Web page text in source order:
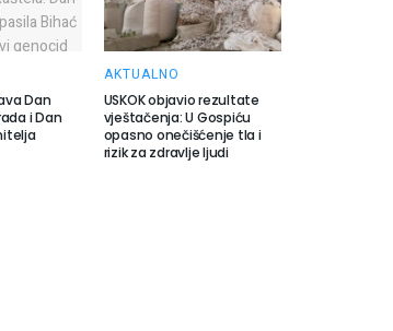
Dan
i Dan
AKTUALNO
USKOK objavio rezultate
vještačenja: U Gospiću
opasno onečišćenje tla i
rizik za zdravlje ljudi